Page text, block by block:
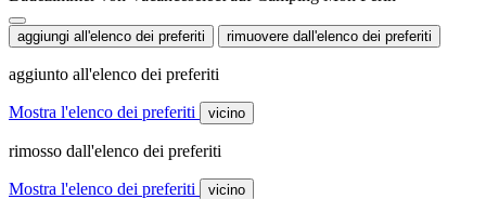
aggiungi all'elenco dei preferiti rimuovere dall'elenco dei preferiti
aggiunto all'elenco dei preferiti
Mostra l'elenco dei preferiti vicino
rimosso dall'elenco dei preferiti
Mostra l'elenco dei preferiti vicino